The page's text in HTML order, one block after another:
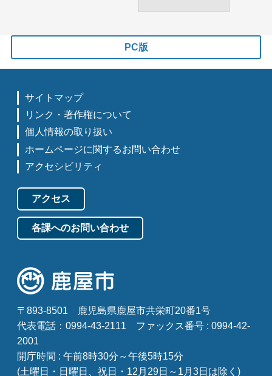
PC版
サイトマップ
リンク・著作権について
個人情報の取り扱い
ホームページに関するお問い合わせ
アクセシビリティ
アクセス
各課へのお問い合わせ
〒893-8501
鹿児島県鹿屋市共栄町20番1号
代表電話：0994-43-2111
ファックス番号 : 0994-42-
2001
開庁時間 : 午前8時30分～午後5時15分
(土曜日・日曜日、祝日・12月29日～1月3日は除く)